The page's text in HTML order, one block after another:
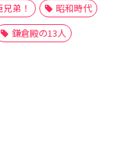
兄弟！
昭和時代
鎌倉殿の13人